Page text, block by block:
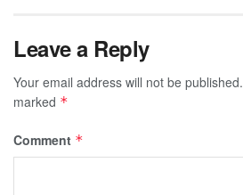
Leave a Reply
Your email address will not be published.
marked *
Comment *